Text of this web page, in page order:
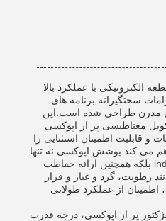
الکترونیکی با عملکرد بالا
سختگیرانه برنامه های
مدرن طراحی شده است.این
مغناطیسی پر از اپوکسی
قابلیت اطمینان استثنایی را
می کند.پوشش اپوکسی نه تنها
تقویت مقاومت مکانیکی induktor بلکه همچنین ارائه حفاظت
رطوبت، گرد و غبار و قرار
از عملکرد طولانی
پر از اپوکسی، درجه قدرت